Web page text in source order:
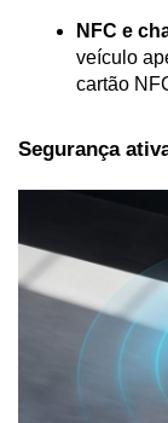
NFC e
veículo
cartão
Segurança